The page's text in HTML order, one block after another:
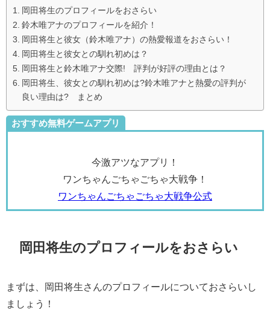
岡田将生のプロフィールをおさらい
鈴木唯アナのプロフィールを紹介！
岡田将生と彼女（鈴木唯アナ）の熱愛報道をおさらい！
岡田将生と彼女との馴れ初めは？
岡田将生と鈴木唯アナ交際! 評判が好評の理由とは？
岡田将生、彼女との馴れ初めは?鈴木唯アナと熱愛の評判が
良い理由は? まとめ
おすすめ無料ゲームアプリ
今激アツなアプリ！
ワンちゃんごちゃごちゃ大戦争！
ワンちゃんごちゃごちゃ大戦争公式
岡田将生のプロフィールをおさらい
まずは、岡田将生さんのプロフィールについておさらいし
ましょう！